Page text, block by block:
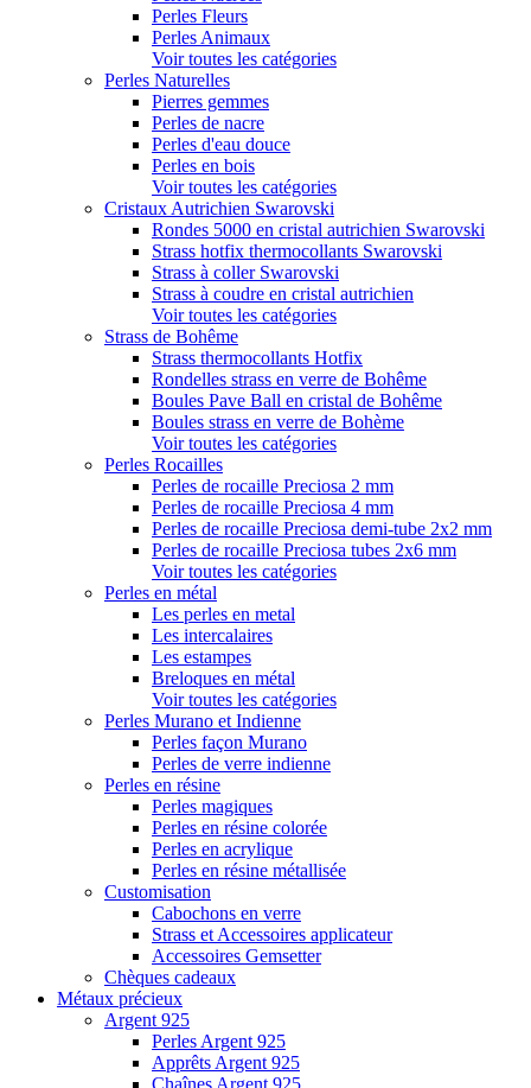
Perles Fleurs
Perles Animaux
Voir toutes les catégories
Perles Naturelles
Pierres gemmes
Perles de nacre
Perles d'eau douce
Perles en bois
Voir toutes les catégories
Cristaux Autrichien Swarovski
Rondes 5000 en cristal autrichien Swarovski
Strass hotfix thermocollants Swarovski
Strass à coller Swarovski
Strass à coudre en cristal autrichien
Voir toutes les catégories
Strass de Bohême
Strass thermocollants Hotfix
Rondelles strass en verre de Bohême
Boules Pave Ball en cristal de Bohême
Boules strass en verre de Bohème
Voir toutes les catégories
Perles Rocailles
Perles de rocaille Preciosa 2 mm
Perles de rocaille Preciosa 4 mm
Perles de rocaille Preciosa demi-tube 2x2 mm
Perles de rocaille Preciosa tubes 2x6 mm
Voir toutes les catégories
Perles en métal
Les perles en metal
Les intercalaires
Les estampes
Breloques en métal
Voir toutes les catégories
Perles Murano et Indienne
Perles façon Murano
Perles de verre indienne
Perles en résine
Perles magiques
Perles en résine colorée
Perles en acrylique
Perles en résine métallisée
Customisation
Cabochons en verre
Strass et Accessoires applicateur
Accessoires Gemsetter
Chèques cadeaux
Métaux précieux
Argent 925
Perles Argent 925
Apprêts Argent 925
Chaînes Argent 925